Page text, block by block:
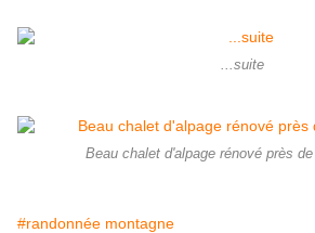
...suite
Beau chalet d'alpage rénové près
#randonnée montagne